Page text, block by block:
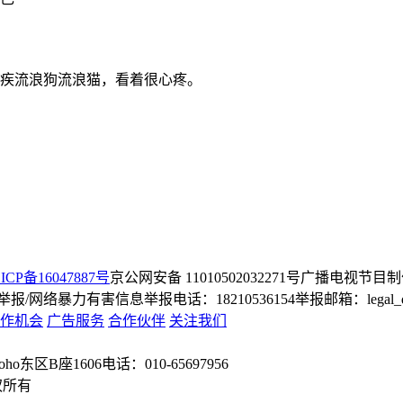
流浪狗流浪猫，看着很心疼。
备16047887号京公网安备 11010502032271号广播电视节目
/网络暴力有害信息举报电话：18210536154举报邮箱：
机会 广告服务 合作伙伴 关注我们
东区B座1606电话：010-65697956
有